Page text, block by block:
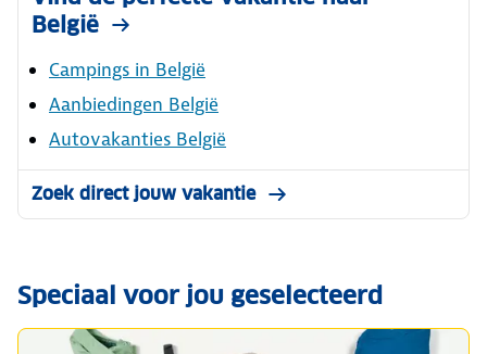
België
Campings in België
Aanbiedingen België
Autovakanties België
Zoek direct jouw vakantie
Speciaal voor jou geselecteerd